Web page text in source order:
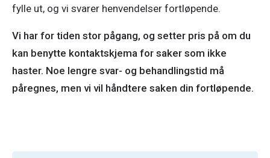
fylle ut, og vi svarer henvendelser fortløpende.
Vi har for tiden stor pågang, og setter pris på om du
kan benytte kontaktskjema for saker som ikke
haster. Noe lengre svar- og behandlingstid må
påregnes, men vi vil håndtere saken din fortløpende.